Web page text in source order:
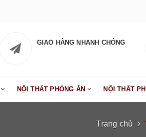
GIAO HÀNG NHANH CHÓNG
NỘI THẤT PHÒNG ĂN NỘI THẤT
Trang chủ